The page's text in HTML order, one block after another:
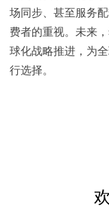
场同步、甚至服务
费者的重视。未来
球化战略推进，为
行选择。